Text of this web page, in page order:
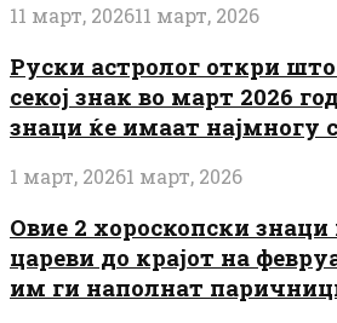
11 март, 202611 март, 2026
Руски астролог откри
секој знак во март 2026
знаци ќе имаат најмногу
1 март, 20261 март, 2026
Овие 2 хороскопски
цареви до крајот на
им ги наполнат